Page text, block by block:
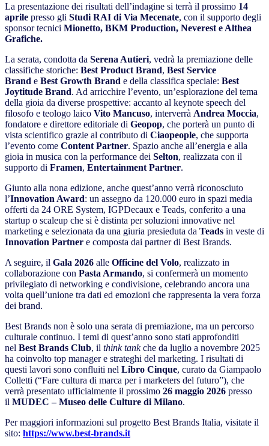
La presentazione dei risultati dell’indagine si terrà il prossimo 14
aprile presso gli Studi RAI di Via Mecenate, con il supporto degli
sponsor tecnici Mionetto, BKM Production, Neverest e Althea
Grafiche.
La serata, condotta da Serena Autieri, vedrà la premiazione delle
classifiche storiche: Best Product Brand, Best Service
Brand e Best Growth Brand e della classifica speciale: Best
Joytitude Brand. Ad arricchire l’evento, un’esplorazione del tema
della gioia da diverse prospettive: accanto al keynote speech del
filosofo e teologo laico Vito Mancuso, interverrà Andrea Moccia,
fondatore e direttore editoriale di Geopop, che porterà un punto di
vista scientifico grazie al contributo di Ciaopeople, che supporta
l’evento come Content Partner. Spazio anche all’energia e alla
gioia in musica con la performance dei Selton, realizzata con il
supporto di Framen, Entertainment Partner.
Giunto alla nona edizione, anche quest’anno verrà riconosciuto
l’Innovation Award: un assegno da 120.000 euro in spazi media
offerti da 24 ORE System, IGPDecaux e Teads, conferito a una
startup o scaleup che si è distinta per soluzioni innovative nel
marketing e selezionata da una giuria presieduta da Teads in veste di
Innovation Partner e composta dai partner di Best Brands.
A seguire, il Gala 2026 alle Officine del Volo, realizzato in
collaborazione con Pasta Armando, si confermerà un momento
privilegiato di networking e condivisione, celebrando ancora una
volta quell’unione tra dati ed emozioni che rappresenta la vera forza
dei brand.
Best Brands non è solo una serata di premiazione, ma un percorso
culturale continuo. I temi di quest’anno sono stati approfonditi
nel Best Brands Club, il think tankche da luglio a novembre 2025
ha coinvolto top manager e strateghi del marketing. I risultati di
questi lavori sono confluiti nel Libro Cinque, curato da Giampaolo
Colletti (“Fare cultura di marca per i marketers del futuro”), che
verrà presentato ufficialmente il prossimo 26 maggio 2026 presso
il MUDEC – Museo delle Culture di Milano.
Per maggiori informazioni sul progetto Best Brands Italia, visitate il
sito: https://www.best-brands.it